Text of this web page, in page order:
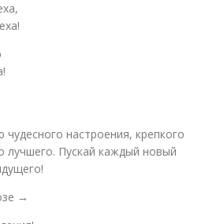
настроения, крепкого
лучшего. Пускай каждый новый
→